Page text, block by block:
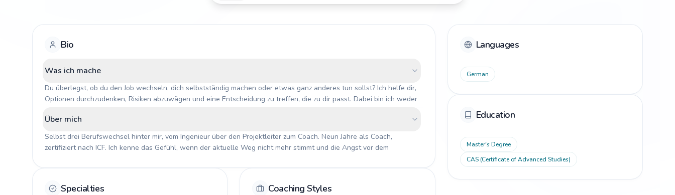
Bio
Was ich mache
Du überlegst, ob du den Job wechseln, dich selbstständig machen oder etwas ganz anderes tun sollst? Ich helfe dir,
Optionen durchzudenken, Risiken abzuwägen und eine Entscheidung zu treffen, die zu dir passt. Dabei bin ich weder
Über mich
Selbst drei Berufswechsel hinter mir, vom Ingenieur über den Projektleiter zum Coach. Neun Jahre als Coach,
zertifiziert nach ICF. Ich kenne das Gefühl, wenn der aktuelle Weg nicht mehr stimmt und die Angst vor dem
Specialties Coaching Styles
Languages
German
Education
Master's Degree
CAS (Certificate of Advanced Studies)